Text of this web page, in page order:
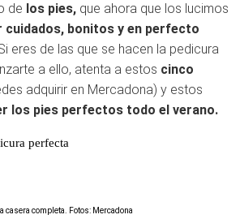
de los pies, que ahora que los lucimos
cuidados, bonitos y en perfecto
eres de las que se hacen la pedicura
a ello, atenta a estos cinco
adquirir en Mercadona) y estos
los pies perfectos todo el verano.
perfecta